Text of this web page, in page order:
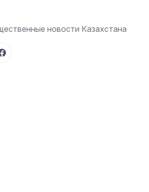
новости Казахстана